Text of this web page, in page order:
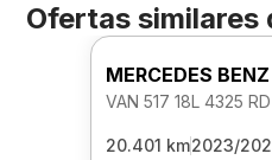
Ofertas similares
MERCEDES
VAN 517 18L 4325
20.401 km2023/